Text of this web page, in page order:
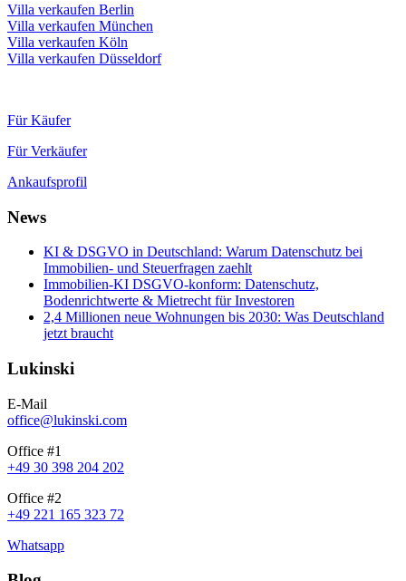
Villa verkaufen Berlin
Villa verkaufen München
Villa verkaufen Köln
Villa verkaufen Düsseldorf
Für Käufer
Für Verkäufer
Ankaufsprofil
News
KI & DSGVO in Deutschland: Warum Datenschutz bei
Immobilien- und Steuerfragen zaehlt
Immobilien-KI DSGVO-konform: Datenschutz,
Bodenrichtwerte & Mietrecht für Investoren
2,4 Millionen neue Wohnungen bis 2030: Was Deutschland
jetzt braucht
Lukinski
E-Mail
office@lukinski.com
Office #1
+49 30 398 204 202
Office #2
+49 221 165 323 72
Whatsapp